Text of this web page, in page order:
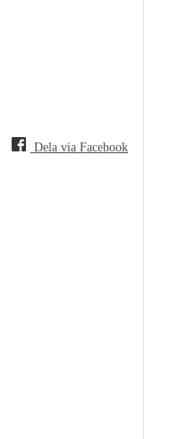
Dela via Facebook